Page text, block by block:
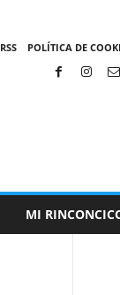
RSS POLÍTICA DE
MI